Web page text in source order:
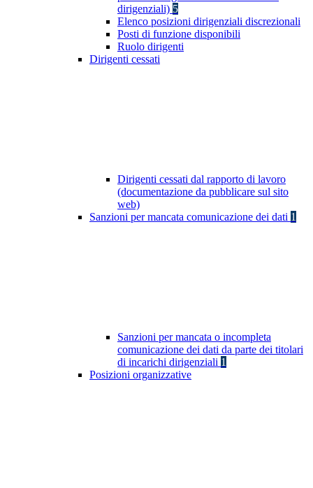
dirigenziali) 5
Elenco posizioni dirigenziali discrezionali
Posti di funzione disponibili
Ruolo dirigenti
Dirigenti cessati
Dirigenti cessati dal rapporto di lavoro
(documentazione da pubblicare sul sito
web)
Sanzioni per mancata comunicazione dei dati 1
Sanzioni per mancata o incompleta
comunicazione dei dati da parte dei titolari
di incarichi dirigenziali 1
Posizioni organizzative